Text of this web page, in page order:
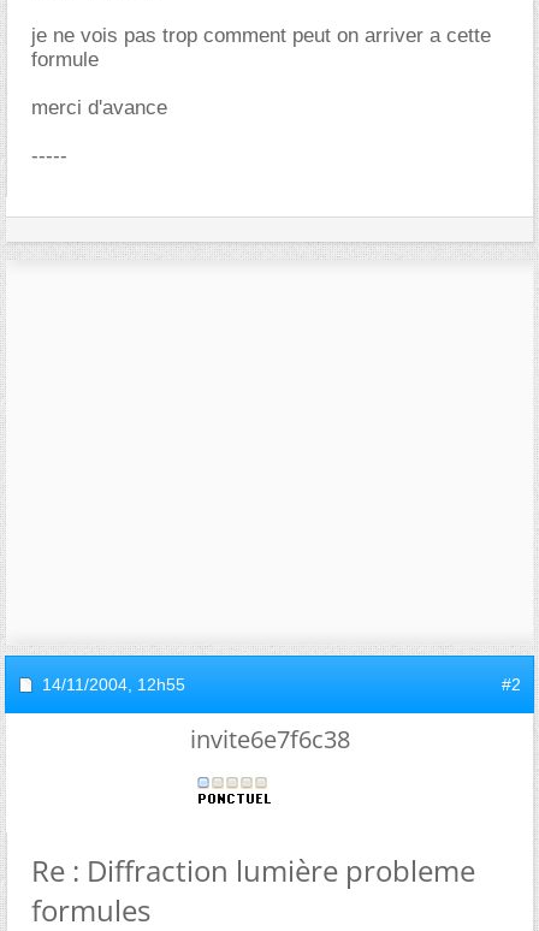
je ne vois pas trop comment peut on arriver a cette
formule
merci d'avance
-----
14/11/2004, 12h55 #2
invite6e7f6c38
Re : Diffraction lumière probleme
formules